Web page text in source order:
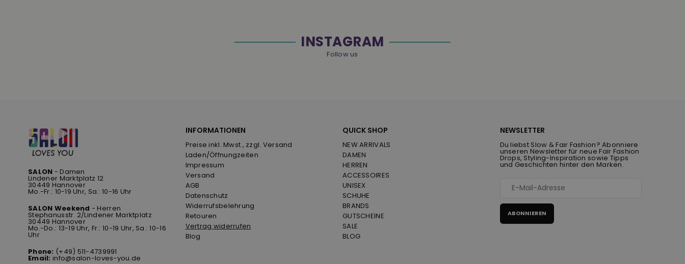
INSTAGRAM
Follow us
SALON - Damen
Lindener Marktplatz 12
30449 Hannover
Mo.-Fr.: 10-19 Uhr, Sa.: 10-16 Uhr
SALON Weekend - Herren
Stephanusstr. 2/Lindener Marktplatz
30449 Hannover
Mo.-Do.: 13-19 Uhr, Fr.: 10-19 Uhr, Sa.: 10-16
Uhr
Phone: (+49) 511-4739991
Email: info@salon-loves-you.de
INFORMATIONEN
Preise inkl. Mwst., zzgl. Versand
Laden/Öffnungzeiten
Impressum
Versand
AGB
Datenschutz
Widerrufsbelehrung
Retouren
Vertrag widerrufen
Blog
QUICK SHOP
NEW ARRIVALS
DAMEN
HERREN
ACCESSOIRES
UNISEX
SCHUHE
BRANDS
GUTSCHEINE
SALE
BLOG
NEWSLETTER
Du liebst Slow & Fair Fashion? Abonniere
unseren Newsletter für neue Fair Fashion
Drops, Styling-Inspiration sowie Tipps
und Geschichten hinter den Marken.
ABONNIEREN